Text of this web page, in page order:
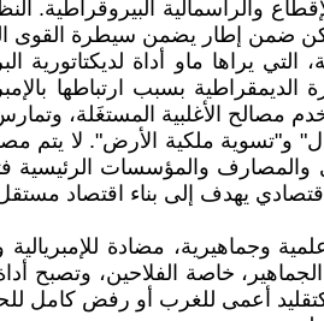
والرأسمالية
لكن ضمن إطار يضمن سيطرة القوى
التي يراها ماو أداة
بسبب ارتباطها
الأغلبية المستغَلة، وتمارس
و"تسوية ملكية الأرض". لا
والمؤسسات الرئيسية
يهدف إلى بناء اقتصاد
وجماهيرية، مضادة
خاصة الفلاحين، وتصبح
كتقليد أعمى للغرب أو رفض كامل